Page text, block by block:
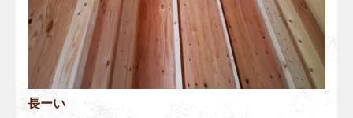
長ーい